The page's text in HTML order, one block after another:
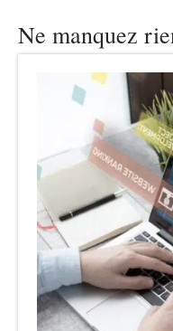
Ne manquez